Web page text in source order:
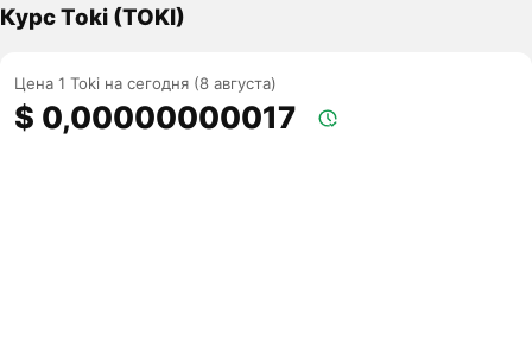
Курс Toki (TOKI)
Цена 1 Toki на сегодня (8 августа)
$ 0,00000000017